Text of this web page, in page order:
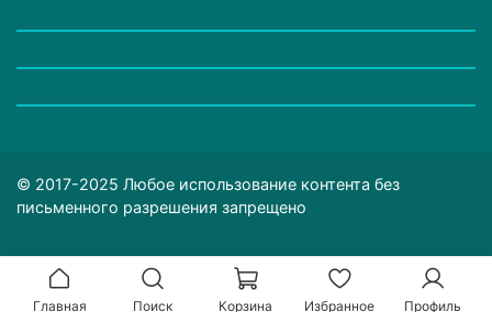
© 2017-2025 Любое использование контента без
письменного разрешения запрещено
Главная Поиск Корзина Избранное Профиль